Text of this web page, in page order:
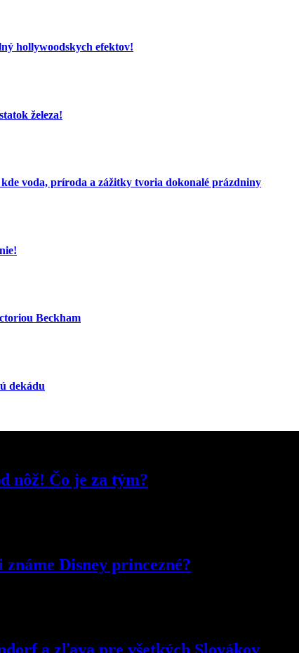
hollywoodskych efektov!
železa!
voda, príroda a zážitky tvoria dokonalé prázdniny
Beckham
dekádu
nôž! Čo je za tým?
Disney princezné?
a zľava pre všetkých Slovákov